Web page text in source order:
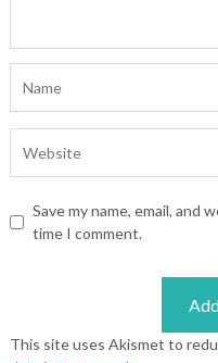
Save my name, email, and
time I comment.
This site uses Akismet to